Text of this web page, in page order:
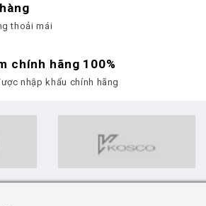
thoải mái
chính hãng 100%
nhập khẩu chính hãng